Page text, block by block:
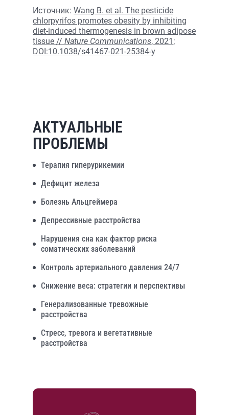
Источник: Wang B. et al. The pesticide
chlorpyrifos promotes obesity by inhibiting
diet-induced thermogenesis in brown adipose
tissue // Nature Communications, 2021;
DOI:10.1038/s41467-021-25384-y
АКТУАЛЬНЫЕ
ПРОБЛЕМЫ
Терапия гиперурикемии
Дефицит железа
Болезнь Альцгеймера
Депрессивные расстройства
Нарушения сна как фактор риска
соматических заболеваний
Контроль артериального давления 24/7
Снижение веса: стратегии и перспективы
Генерализованные тревожные
расстройства
Стресс, тревога и вегетативные
расстройства